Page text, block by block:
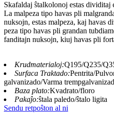
Skafaldaj ŝtalkolonoj estas dividitaj
La malpeza tipo havas pli
nuksojn, estas malpeza, kaj havas
peza tipo havas pli grandan
fanditajn nuksojn, kiuj havas pli
Krudmaterialoj:Q195/Q235/
Surfaca Traktado:Pentrita/
galvanizado/Varma
Baza plato:Kvadrato/floro
Pakaĵo:ŝtala paledo/ŝtalo ligita
Sendu retpoŝton al ni